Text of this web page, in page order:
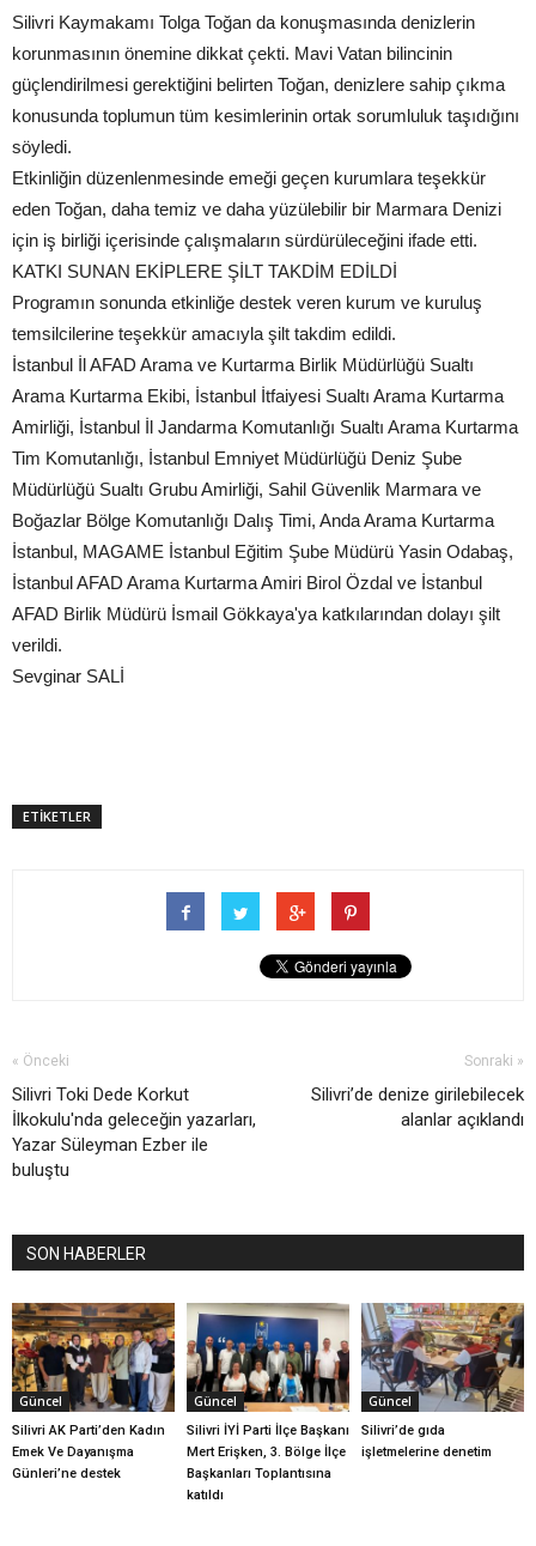
Silivri Kaymakamı Tolga Toğan da konuşmasında denizlerin
korunmasının önemine dikkat çekti. Mavi Vatan bilincinin
güçlendirilmesi gerektiğini belirten Toğan, denizlere sahip çıkma
konusunda toplumun tüm kesimlerinin ortak sorumluluk taşıdığını
söyledi.
Etkinliğin düzenlenmesinde emeği geçen kurumlara teşekkür
eden Toğan, daha temiz ve daha yüzülebilir bir Marmara Denizi
için iş birliği içerisinde çalışmaların sürdürüleceğini ifade etti.
KATKI SUNAN EKİPLERE ŞİLT TAKDİM EDİLDİ
Programın sonunda etkinliğe destek veren kurum ve kuruluş
temsilcilerine teşekkür amacıyla şilt takdim edildi.
İstanbul İl AFAD Arama ve Kurtarma Birlik Müdürlüğü Sualtı
Arama Kurtarma Ekibi, İstanbul İtfaiyesi Sualtı Arama Kurtarma
Amirliği, İstanbul İl Jandarma Komutanlığı Sualtı Arama Kurtarma
Tim Komutanlığı, İstanbul Emniyet Müdürlüğü Deniz Şube
Müdürlüğü Sualtı Grubu Amirliği, Sahil Güvenlik Marmara ve
Boğazlar Bölge Komutanlığı Dalış Timi, Anda Arama Kurtarma
İstanbul, MAGAME İstanbul Eğitim Şube Müdürü Yasin Odabaş,
İstanbul AFAD Arama Kurtarma Amiri Birol Özdal ve İstanbul
AFAD Birlik Müdürü İsmail Gökkaya'ya katkılarından dolayı şilt
verildi.
Sevginar SALİ
ETİKETLER
« Önceki
Silivri Toki Dede Korkut
İlkokulu'nda geleceğin yazarları,
Yazar Süleyman Ezber ile
buluştu
Sonraki »
Silivri’de denize girilebilecek
alanlar açıklandı
SON HABERLER
Güncel
Silivri AK Parti’den Kadın
Emek Ve Dayanışma
Günleri’ne destek
Güncel
Silivri İYİ Parti İlçe Başkanı
Mert Erişken, 3. Bölge İlçe
Başkanları Toplantısına
katıldı
Güncel
Silivri’de gıda
işletmelerine denetim